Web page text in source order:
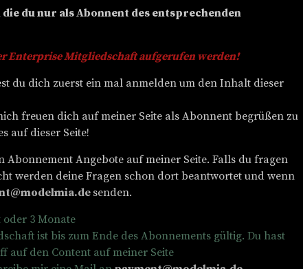
du nur als Abonnent des entsprechenden
Enterprise Mitgliedschaft aufgerufen werden!
du dich zuerst ein mal anmelden um den Inhalt dieser
freuen dich auf meiner Seite als Abonnent begrüßen zu
auf dieser Seite!
Angebote auf meiner Seite. Falls du fragen
werden deine Fragen schon dort beantwortet und wenn
senden.
3 Monate
ist bis zum Ende des Abonnements gültig. Du hast
auf den Content auf meiner Seite